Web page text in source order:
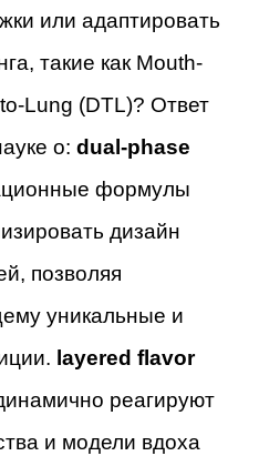
или адаптировать
такие как Mouth-
Lung (DTL)? Ответ
о: dual-phase
формулы
дизайн
позволяя
уникальные и
layered flavor
реагируют
и модели вдоха